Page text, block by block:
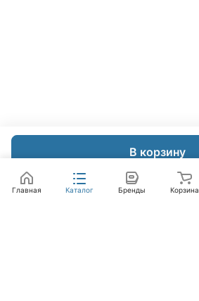
В корзину
Главная Каталог Бренды Корзина